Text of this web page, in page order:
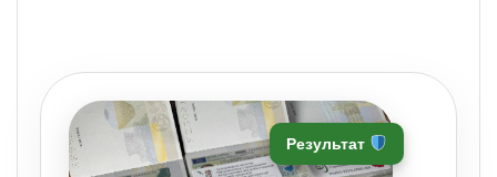
Результат